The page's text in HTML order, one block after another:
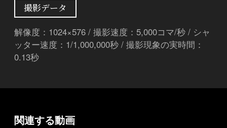
撮影データ
解像度：1024×576 / 撮影速度：5,000コマ/秒 / シャ
ッター速度：1/1,000,000秒 / 撮影現象の実時間：
0.13秒
関連する動画